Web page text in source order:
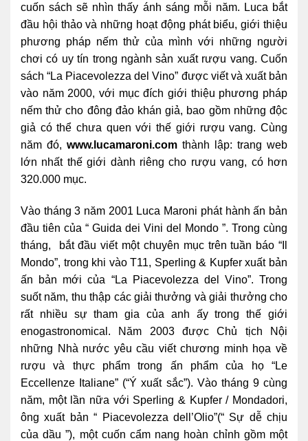
cuốn sách sẽ nhìn thấy ánh sáng mỗi năm. Luca bắt
đầu hội thảo và những hoạt động phát biểu, giới thiệu
phương pháp nếm thử của mình với những người
chơi có uy tín trong ngành sản xuất rượu vang. Cuốn
sách “La Piacevolezza del Vino” được viết và xuất bản
vào năm 2000, với mục đích giới thiệu phương pháp
nếm thử cho đông đảo khán giả, bao gồm những độc
giả có thể chưa quen với thế giới rượu vang. Cùng
năm đó, www.lucamaroni.com thành lập: trang web
lớn nhất thế giới dành riêng cho rượu vang, có hơn
320.000 mục.
Vào tháng 3 năm 2001 Luca Maroni phát hành ấn bản
đầu tiên của “ Guida dei Vini del Mondo ”. Trong cùng
tháng, bắt đầu viết một chuyên mục trên tuần báo “Il
Mondo”, trong khi vào T11, Sperling & Kupfer xuất bản
ấn bản mới của “La Piacevolezza del Vino”. Trong
suốt năm, thu thập các giải thưởng và giải thưởng cho
rất nhiều sự tham gia của anh ấy trong thế giới
enogastronomical. Năm 2003 được Chủ tịch Nội
những Nhà nước yêu cầu viết chương minh họa về
rượu và thực phẩm trong ấn phẩm của họ “Le
Eccellenze Italiane” (“Ý xuất sắc”). Vào tháng 9 cùng
năm, một lần nữa với Sperling & Kupfer / Mondadori,
ông xuất bản “ Piacevolezza dell’Olio”(“ Sự dễ chịu
của dầu ”), một cuốn cẩm nang hoàn chỉnh gồm một